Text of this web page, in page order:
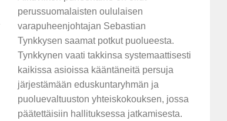
perussuomalaisten oululaisen
varapuheenjohtajan Sebastian
Tynkkysen saamat potkut puolueesta.
Tynkkynen vaati takkinsa systemaattisesti
kaikissa asioissa kääntäneitä persuja
järjestämään eduskuntaryhmän ja
puoluevaltuuston yhteiskokouksen, jossa
päätettäisiin hallituksessa jatkamisesta.